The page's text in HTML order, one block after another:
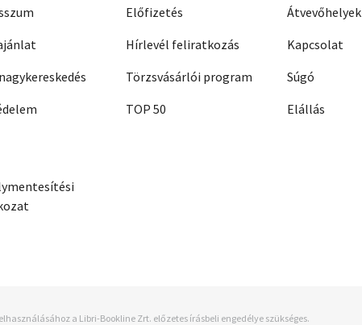
Előfizetés
Hírlevél feliratkozás
Törzsvásárlói program
TOP 50
Átvevőhelyek
Kapcsolat
Súgó
Elállás
a Libri-Bookline Zrt. előzetes írásbeli engedélye szükséges.